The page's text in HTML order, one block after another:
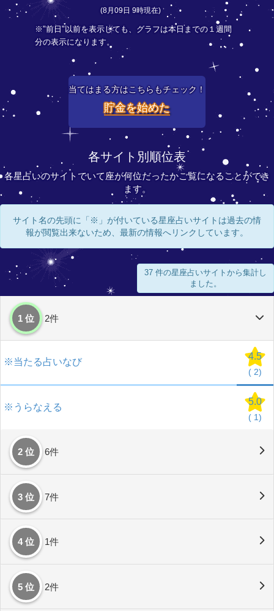
(8月09日 9時現在)
※"前日"以前を表示しても、グラフは本日までの１週間
分の表示になります。
当てはまる方はこちらもチェック！
貯金を始めた
各サイト別順位表
各星占いのサイトでいて座が何位だったかご覧になることができ
ます。
サイト名の先頭に「※」が付いている星座占いサイトは過去の情
報が閲覧出来ないため、最新の情報へリンクしています。
37 件の星座占いサイトから集計し
ました。
1 位 2件
※当たる占いなび
4.5
( 2)
※うらなえる
5.0
( 1)
2 位 6件
3 位 7件
4 位 1件
5 位 2件